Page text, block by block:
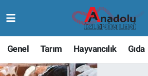
Genel Tarım Hayvancılık Gıda